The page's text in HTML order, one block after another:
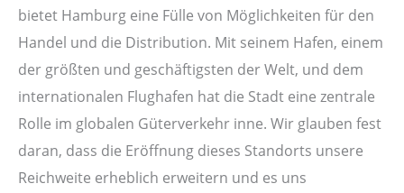
bietet Hamburg eine Fülle von Möglichkeiten für den
Handel und die Distribution. Mit seinem Hafen, einem
der größten und geschäftigsten der Welt, und dem
internationalen Flughafen hat die Stadt eine zentrale
Rolle im globalen Güterverkehr inne. Wir glauben fest
daran, dass die Eröffnung dieses Standorts unsere
Reichweite erheblich erweitern und es uns